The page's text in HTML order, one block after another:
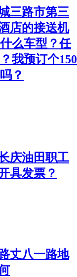
三路市第三
店的接送机
么车型？任
我预订个150
？
庆油田职工
具发票？
丈八一路地